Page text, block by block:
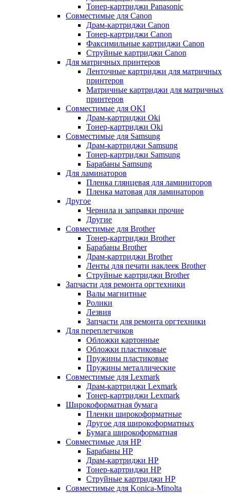
Тонер-картриджи Panasonic
Совместимые для Canon
Драм-картриджи Canon
Тонер-картриджи Canon
Факсимильные картриджи Canon
Струйные картриджи Canon
Для матричных принтеров
Ленточные картриджи для матричных
принтеров
Матричные картриджи для матричных
принтеров
Совместимые для OKI
Драм-картриджи Oki
Тонер-картриджи Oki
Совместимые для Samsung
Драм-картриджи Samsung
Тонер-картриджи Samsung
Барабаны Samsung
Для ламинаторов
Пленка глянцевая для ламиниторов
Пленка матовая для ламинаторов
Другое
Чернила и заправки прочие
Другие
Совместимые для Brother
Тонер-картриджи Brother
Барабаны Brother
Драм-картриджи Brother
Ленты для печати наклеек Brother
Струйные картриджи Brother
Запчасти для ремонта оргтехники
Валы магнитные
Ролики
Лезвия
Запчасти для ремонта оргтехники
Для переплетчиков
Обложки картонные
Обложки пластиковые
Пружины пластиковые
Пружины металлические
Совместимые для Lexmark
Драм-картриджи Lexmark
Тонер-картриджи Lexmark
Широкоформатная бумага
Пленки широкоформатные
Другое для широкоформатных
Бумага широкоформатная
Совместимые для HP
Барабаны HP
Драм-картриджи HP
Тонер-картриджи HP
Струйные картриджи HP
Совместимые для Konica-Minolta